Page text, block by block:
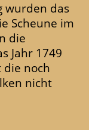
wurden das
Scheune im
die
Jahr 1749
die noch
nicht